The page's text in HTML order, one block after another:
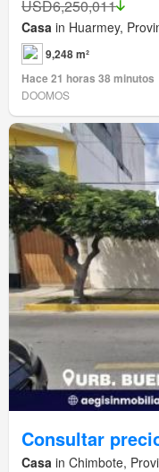
USD6,250,011
Casa in Huarmey,
9,248 m²
Hace 21 horas 38 minutos
DOOMOS
Consultar
Casa in Chimbote,